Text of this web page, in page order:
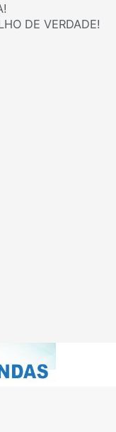
DE VERDADE!